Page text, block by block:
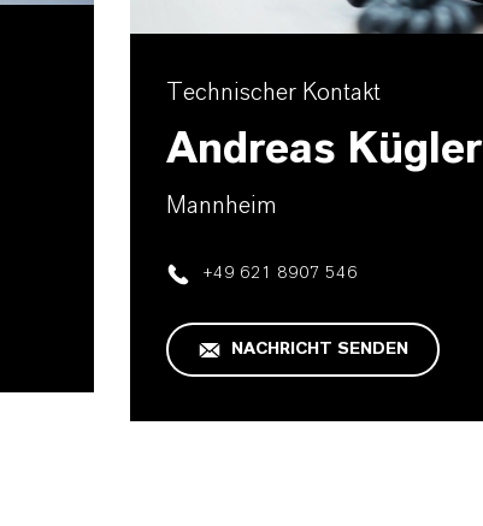
Technischer Kontakt
Andreas Kügler
Mannheim
+49 621 8907 546
NACHRICHT SENDEN